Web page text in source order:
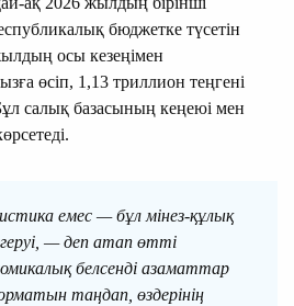
бюджетке түсетін
осы кезеңімен
өсіп, 1,13 триллион теңгені
салық базасының кеңеюі мен
емес — бұл мінез-құлық
— деп атап өтті
белсенді азаматтар
таңдап, өздерінің